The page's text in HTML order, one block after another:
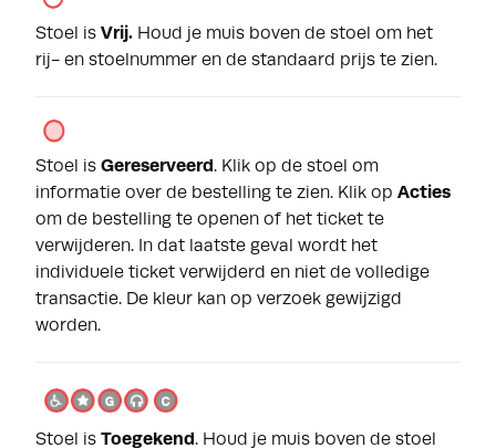
Stoel is Vrij. Houd je muis boven de stoel om het
rij- en stoelnummer en de standaard prijs te zien.
Stoel is Gereserveerd. Klik op de stoel om
informatie over de bestelling te zien. Klik op Acties
om de bestelling te openen of het ticket te
verwijderen. In dat laatste geval wordt het
individuele ticket verwijderd en niet de volledige
transactie. De kleur kan op verzoek gewijzigd
worden.
Stoel is Toegekend. Houd je muis boven de stoel